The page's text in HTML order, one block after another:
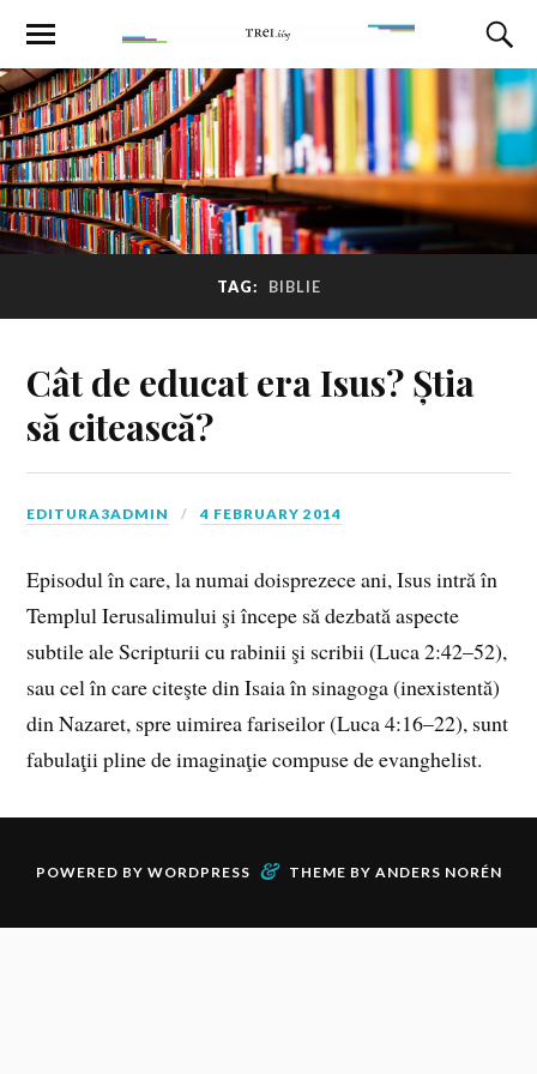
TAG: BIBLIE
Cât de educat era Isus? Știa
să citească?
EDITURA3ADMIN 4 FEBRUARY 2014
Episodul în care, la numai doisprezece ani, Isus intră în
Templul Ierusalimului şi începe să dezbată aspecte
subtile ale Scripturii cu rabinii şi scribii (Luca 2:42–52),
sau cel în care citeşte din Isaia în sinagoga (inexistentă)
din Nazaret, spre uimirea fariseilor (Luca 4:16–22), sunt
fabulaţii pline de imaginaţie compuse de evanghelist.
POWERED BY WORDPRESS & THEME BY ANDERS NORÉN